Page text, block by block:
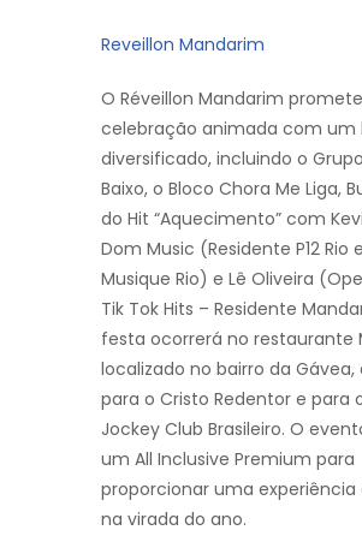
Reveillon Mandarim
O Réveillon Mandarim
celebração animada com um
diversificado, incluindo o
Baixo, o Bloco Chora Me Liga,
do Hit “Aquecimento” com
Dom Music (Residente P12 Rio
Musique Rio) e Lê Oliveira
Tik Tok Hits – Residente
festa ocorrerá no restaurante
localizado no bairro da
para o Cristo Redentor e para
Jockey Club Brasileiro. O
um All Inclusive Premium para
proporcionar uma
na virada do ano.